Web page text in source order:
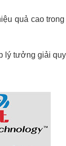
quả cao
lý tưởng giải